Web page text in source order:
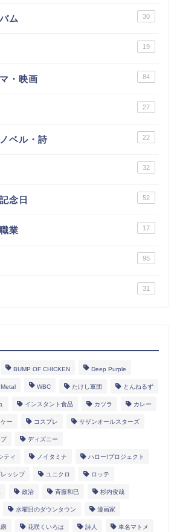
ム 30
19
・映画 84
27
ベル・詩 22
32
念日 52
業 17
95
31
BUMP OF CHICKEN Deep Purple
Metal WBC たけし軍団 とんねるず
インスタント食品 カツラ カレー
ー コスプレ サザンオールスターズ
ディズニー
ティ ノイタミナ ハロー!プロジェクト
ッシブ ユニクロ ロッテ
政治 斉藤和巳 杉内俊哉
水曜日のダウンタウン 漫画家
花咲くいろは 詩人 車名マトメ